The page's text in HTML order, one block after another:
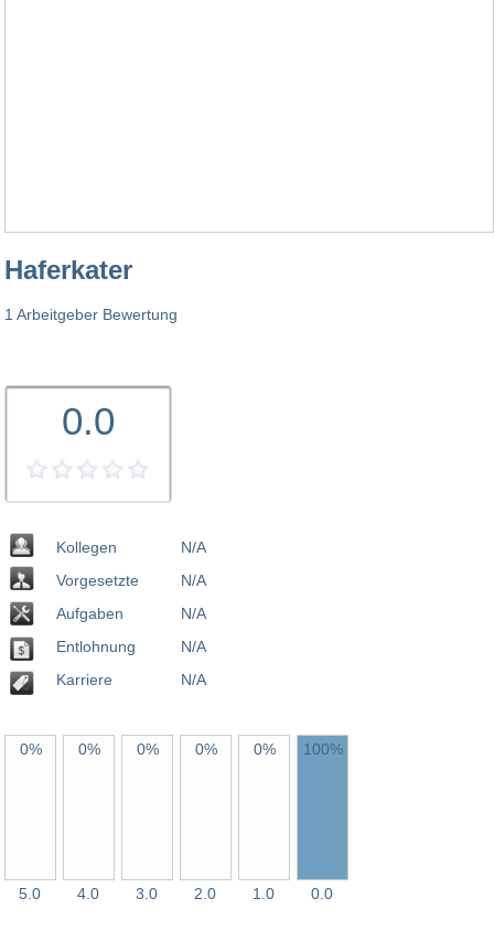
Haferkater
1 Arbeitgeber Bewertung
0.0
Kollegen
Vorgesetzte
Aufgaben
Entlohnung
Karriere
N/A
N/A
N/A
N/A
N/A
0%
5.0
0%
4.0
0%
3.0
0%
2.0
0%
1.0
100%
0.0